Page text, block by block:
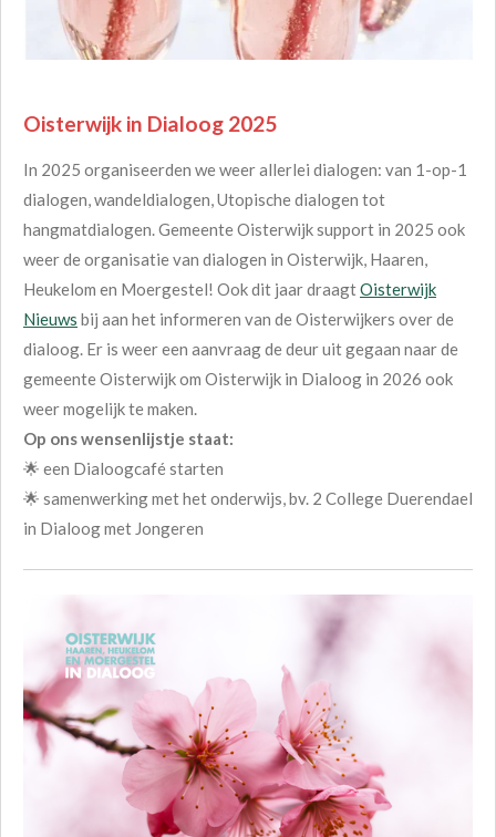
Oisterwijk in Dialoog 2025
In 2025 organiseerden we weer allerlei dialogen: van 1-op-1
dialogen, wandeldialogen, Utopische dialogen tot
hangmatdialogen.Gemeente Oisterwijk support in 2025 ook
weer de organisatie van dialogen in Oisterwijk, Haaren,
Heukelom en Moergestel! Ook dit jaar draagtOisterwijk
Nieuws bij aan het informeren van de Oisterwijkers over de
dialoog. Er is weer een aanvraag de deur uit gegaan naar de
gemeente Oisterwijk om Oisterwijk in Dialoog in 2026 ook
weer mogelijk te maken.
Op ons wensenlijstje staat:
🌟 een Dialoogcafé starten
🌟 samenwerking met het onderwijs, bv. 2 College Duerendael
in Dialoog met Jongeren